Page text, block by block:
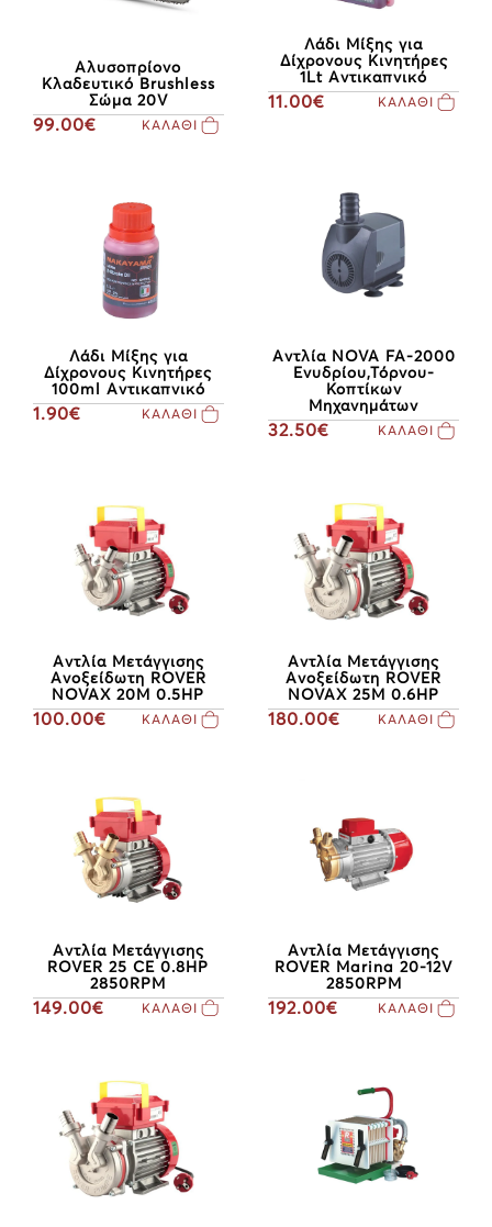
Αλυσοπρίονο
Κλαδευτικό Brushless
Σώμα 20V
99.00€ ΚΑΛΑΘΙ
Λάδι Μίξης για
Δίχρονους Κινητήρες
1Lt Αντικαπνικό
11.00€ ΚΑΛΑΘΙ
Λάδι Μίξης για
Δίχρονους Κινητήρες
100ml Αντικαπνικό
1.90€ ΚΑΛΑΘΙ
Αντλία NOVA FA-2000
Eνυδρίου,Τόρνου-
Κοπτίκων
Μηχανημάτων
32.50€ ΚΑΛΑΘΙ
Αντλία Μετάγγισης
Aνοξείδωτη ROVER
NOVAX 20M 0.5HP
100.00€ ΚΑΛΑΘΙ
Αντλία Μετάγγισης
Aνοξείδωτη ROVER
NOVAX 25M 0.6HP
180.00€ ΚΑΛΑΘΙ
Αντλία Μετάγγισης
ROVER 25 CE 0.8HP
2850RPM
149.00€ ΚΑΛΑΘΙ
Αντλία Μετάγγισης
ROVER Marina 20-12V
2850RPM
192.00€ ΚΑΛΑΘΙ